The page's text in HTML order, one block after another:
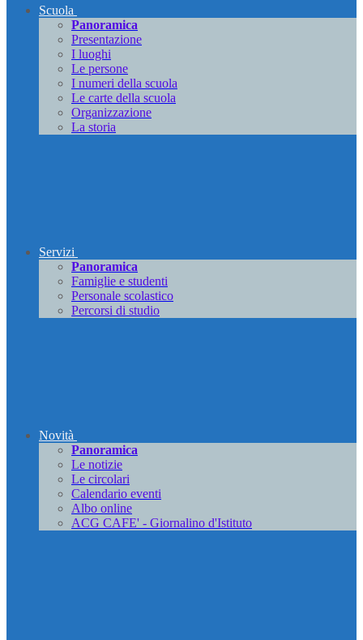
Scuola
Panoramica
Presentazione
I luoghi
Le persone
I numeri della scuola
Le carte della scuola
Organizzazione
La storia
Servizi
Panoramica
Famiglie e studenti
Personale scolastico
Percorsi di studio
Novità
Panoramica
Le notizie
Le circolari
Calendario eventi
Albo online
ACG CAFE' - Giornalino d'Istituto